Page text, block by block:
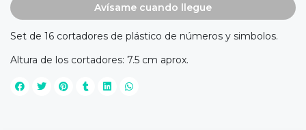
Avísame cuando llegue
Set de 16 cortadores de plástico de números y simbolos.
Altura de los cortadores: 7.5 cm aprox.